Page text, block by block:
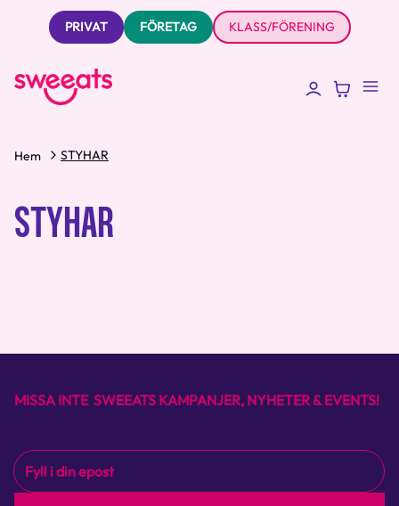
PRIVAT FÖRETAG KLASS/FÖRENING
Hem STYHAR
STYHAR
MISSA INTE SWEEATS KAMPANJER, NYHETER & EVENTS!